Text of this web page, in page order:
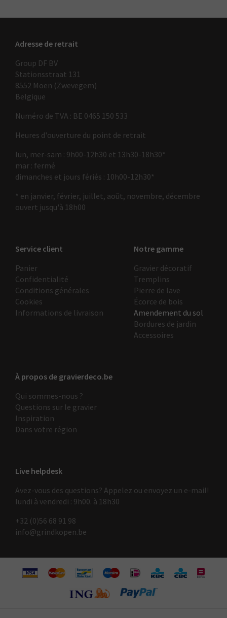
Adresse de retrait
Group DF BV
Stationsstraat 131
8552 Moen (Zwevegem)
Belgique
Numéro de TVA : BE 0465 150 533
Heures d'ouverture du point de retrait
lun, mer-sam : 9h00-12h30 et 13h30-18h30*
mar : fermé
dimanches et jours fériés : 10h00-12h30*
* en janvier, février, juillet, août, novembre, décembre
ouvert jusqu'à 18h00
Service client
Panier
Confidentialité
Conditions générales
Cookies
Informations de livraison
Notre gamme
Gravier décoratif
Tremplins
Pierre de lave
Écorce de bois
Amendement du sol
Bordures de jardin
Accessoires
À propos de gravierdeco.be
Qui sommes-nous ?
Questions sur le gravier
Inspiration
Dans votre région
Live helpdesk
Avez-vous des questions? Appelez ou envoyez un e-mail!
lundi à vendredi : 9h00. à 18h30
+32 (0)56 68 91 98
info@grindkopen.be